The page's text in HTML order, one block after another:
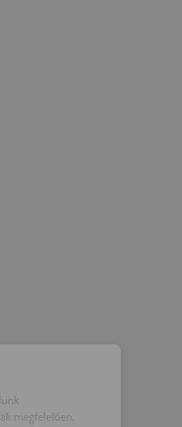
megfelelően.